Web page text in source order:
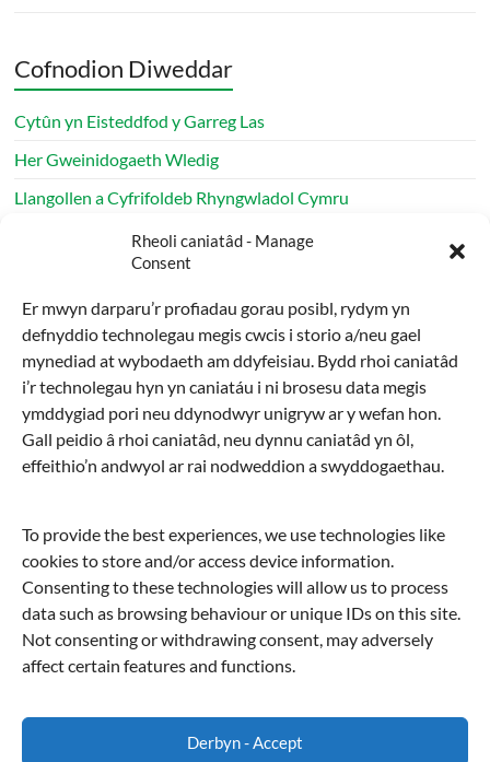
Rheoli caniatâd - Manage
Consent
Er mwyn darparu’r profiadau gorau posibl, rydym yn
defnyddio technolegau megis cwcis i storio a/neu gael
mynediad at wybodaeth am ddyfeisiau. Bydd rhoi caniatâd
i’r technolegau hyn yn caniatáu i ni brosesu data megis
ymddygiad pori neu ddynodwyr unigryw ar y wefan hon.
Gall peidio â rhoi caniatâd, neu dynnu caniatâd yn ôl,
effeithio’n andwyol ar rai nodweddion a swyddogaethau.
To provide the best experiences, we use technologies like
cookies to store and/or access device information.
Consenting to these technologies will allow us to process
data such as browsing behaviour or unique IDs on this site.
Not consenting or withdrawing consent, may adversely
affect certain features and functions.
Derbyn - Accept
Cofnodion Diweddar
Cytûn yn Eisteddfod y Garreg Las
Her Gweinidogaeth Wledig
Llangollen a Cyfrifoldeb Rhyngwladol Cymru
Apêl Daeargryn Venezuela Diweddariad Cytûn
Rhaglen haf Cytûn yn parhau ledled Cymru
Archif
Archif
Chwilio Chwilio
Cymraeg
English